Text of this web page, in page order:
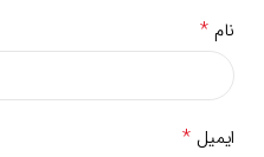
نام *
ایمیل *